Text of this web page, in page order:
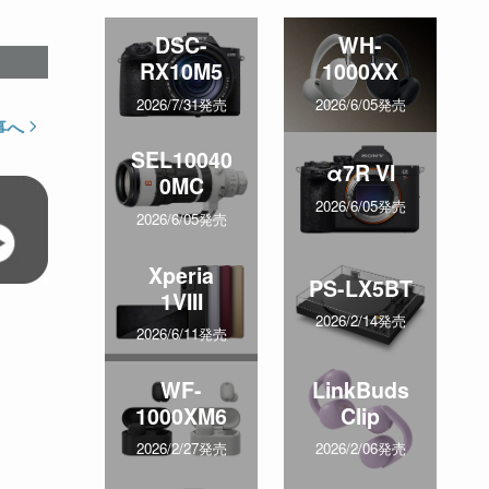
へ
DSC-
RX10M5
2026/7/31発売
WH-
1000XX
2026/6/05発売
SEL10040
0MC
2026/6/05発売
α7R VI
2026/6/05発売
Xperia
1VIII
2026/6/11発売
PS-LX5BT
2026/2/14発売
WF-
1000XM6
2026/2/27発売
LinkBuds
Clip
2026/2/06発売